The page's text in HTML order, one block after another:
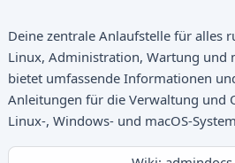
Deine zentrale Anlaufstelle für alles
Linux, Administration, Wartung und
bietet umfassende Informationen
Anleitungen für die Verwaltung und
Linux-, Windows- und macOS-